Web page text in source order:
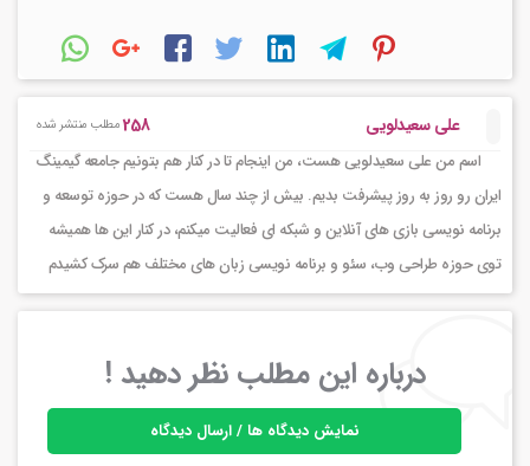
علی سعیدلویی 258مطلب منتشر شده
اسم من علی سعیدلویی هست، من اینجام تا در کنار هم بتونیم جامعه گیمینگ
ایران رو روز به روز پیشرفت بدیم. بیش از چند سال هست که در حوزه توسعه و
برنامه نویسی بازی های آنلاین و شبکه ای فعالیت میکنم، در کنار این ها همیشه
توی حوزه طراحی وب، سئو و برنامه نویسی زبان های مختلف هم سرک کشیدم
درباره این مطلب نظر دهید !
نمایش دیدگاه ها / ارسال دیدگاه